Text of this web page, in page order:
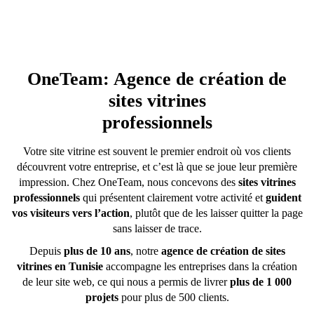
OneTeam: Agence de création de
sites vitrines
professionnels
Votre site vitrine est souvent le premier endroit où vos clients
découvrent votre entreprise, et c’est là que se joue leur première
impression. Chez OneTeam, nous concevons des sites vitrines
professionnelsqui présentent clairement votre activité et guident
vos visiteurs vers l’action, plutôt que de les laisser quitter la page
sans laisser de trace.
Depuis plus de 10 ans, notre agence de création de sites
vitrines en Tunisie accompagne les entreprises dans la création
de leur site web, ce qui nous a permis de livrerplus de 1 000
projetspour plus de 500 clients.